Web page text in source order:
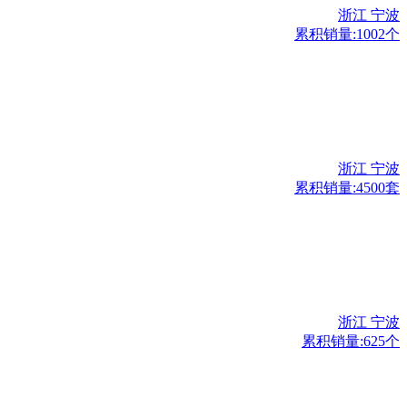
浙江 宁波
累积销量:1002个
浙江 宁波
累积销量:4500套
浙江 宁波
累积销量:625个